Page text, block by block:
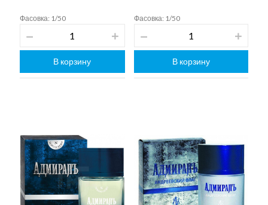
Фасовка: 1/50
В корзину
Фасовка: 1/50
В корзину